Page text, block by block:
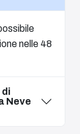
nelle 48
di
Neve